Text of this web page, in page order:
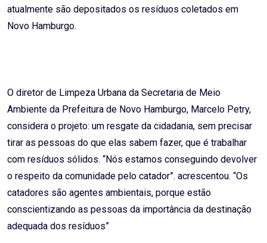
atualmente são depositados os resíduos coletados em
Novo Hamburgo.
O diretor de Limpeza Urbana da Secretaria de Meio
Ambiente da Prefeitura de Novo Hamburgo, Marcelo Petry,
considera o projeto: um resgate da cidadania, sem precisar
tirar as pessoas do que elas sabem fazer, que é trabalhar
com resíduos sólidos. “Nós estamos conseguindo devolver
o respeito da comunidade pelo catador”. acrescentou. “Os
catadores são agentes ambientais, porque estão
conscientizando as pessoas da importância da destinação
adequada dos resíduos”